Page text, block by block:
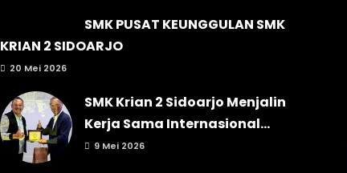
SMK PUSAT KEUNGGULAN SMK
KRIAN 2 SIDOARJO
20 Mei 2026
SMK Krian 2 Sidoarjo Menjalin
Kerja Sama Internasional...
9 Mei 2026